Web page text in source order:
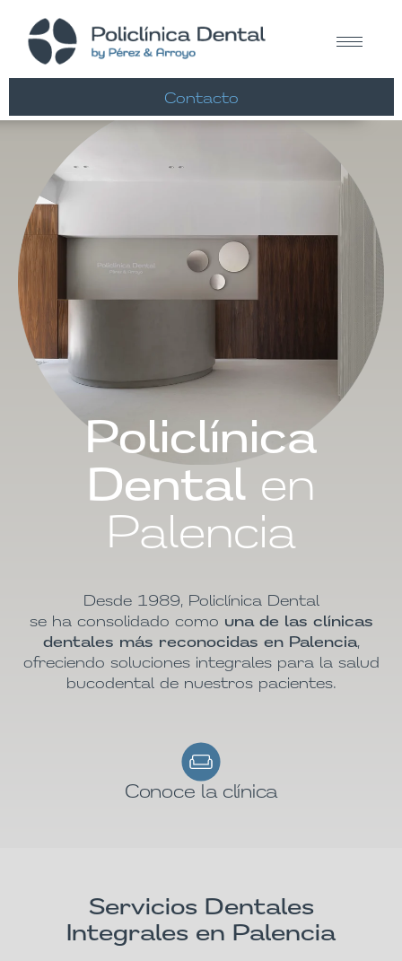
Contacto
Policlínica
Dental en
Palencia
Desde 1989, Policlínica Dental
se ha consolidado como una de las clínicas
dentales más reconocidas en Palencia,
ofreciendo soluciones integrales para la salud
bucodental de nuestros pacientes.
Conoce la clínica
Servicios Dentales
Integrales en Palencia